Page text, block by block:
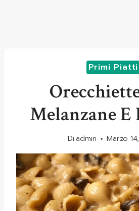
Primi Piatti
Melanzane E
Diadmin Marzo